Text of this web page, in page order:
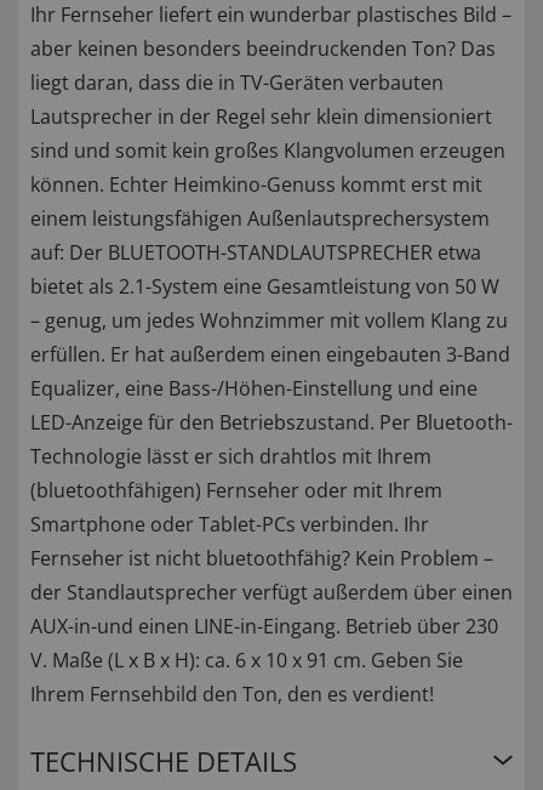
Ihr Fernseher liefert ein wunderbar plastisches Bild –
aber keinen besonders beeindruckenden Ton? Das
liegt daran, dass die in TV-Geräten verbauten
Lautsprecher in der Regel sehr klein dimensioniert
sind und somit kein großes Klangvolumen erzeugen
können. Echter Heimkino-Genuss kommt erst mit
einem leistungsfähigen Außenlautsprechersystem
auf: Der BLUETOOTH-STANDLAUTSPRECHER etwa
bietet als 2.1-System eine Gesamtleistung von 50 W
– genug, um jedes Wohnzimmer mit vollem Klang zu
erfüllen. Er hat außerdem einen eingebauten 3-Band
Equalizer, eine Bass-/Höhen-Einstellung und eine
LED-Anzeige für den Betriebszustand. Per Bluetooth-
Technologie lässt er sich drahtlos mit Ihrem
(bluetoothfähigen) Fernseher oder mit Ihrem
Smartphone oder Tablet-PCs verbinden. Ihr
Fernseher ist nicht bluetoothfähig? Kein Problem –
der Standlautsprecher verfügt außerdem über einen
AUX-in-und einen LINE-in-Eingang. Betrieb über 230
V. Maße (L x B x H): ca. 6 x 10 x 91 cm. Geben Sie
Ihrem Fernsehbild den Ton, den es verdient!
TECHNISCHE DETAILS